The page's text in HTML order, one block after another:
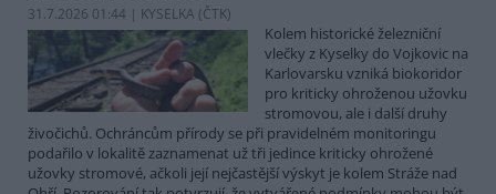
31.7.2026 01:44 | KYSELKA (ČTK)
Kolem historické železniční
vlečky z Kyselky do Vojkovic na
Karlovarsku vzniká biokoridor
pro kriticky ohroženou užovku
stromovou, ale i další druhy
živočichů. Ochráncům přírody se při pravidelném monitoringu
podařilo v lokalitě zaznamenat už tři jedince kriticky ohrožené
užovky stromové, ačkoli její nejčastější výskyt je kolem Stráže nad